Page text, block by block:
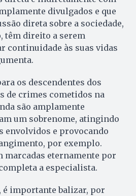
divulgados e que
direta sobre a sociedade,
têm direito a serem
continuidade às suas vidas
os descendentes dos
de crimes cometidos na
são amplamente
um sobrenome, atingindo
envolvidos e provocando
por exemplo.
marcadas eternamente por
a especialista.
é importante balizar, por